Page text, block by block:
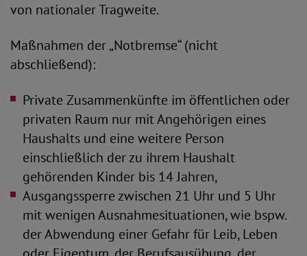
von nationaler Tragweite.
Maßnahmen der „Notbremse“ (nicht
abschließend):
Private Zusammenkünfte im öffentlichen oder
privaten Raum nur mit Angehörigen eines
Haushalts und eine weitere Person
einschließlich der zu ihrem Haushalt
gehörenden Kinder bis 14 Jahren,
Ausgangssperre zwischen 21 Uhr und 5 Uhr
mit wenigen Ausnahmesituationen, wie bspw.
der Abwendung einer Gefahr für Leib, Leben